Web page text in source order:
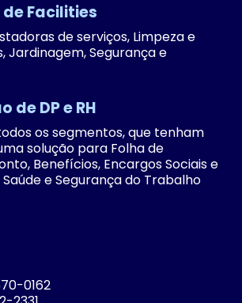
de Facilities
de serviços, Limpeza e
Jardinagem, Segurança e
de DP e RH
os segmentos, que tenham
solução para Folha de
Benefícios, Encargos Sociais e
e Segurança do Trabalho
0162